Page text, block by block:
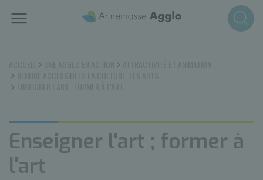
Enseigner l'art ; former à
l'art